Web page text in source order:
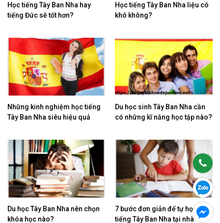
Học tiếng Tây Ban Nha hay
tiếng Đức sẽ tốt hơn?
Học tiếng Tây Ban Nha liệu có
khó không?
Những kinh nghiệm học tiếng
Tây Ban Nha siêu hiệu quả
Du học sinh Tây Ban Nha cần
có những kĩ năng học tập nào?
Du học Tây Ban Nha nên chọn
khóa học nào?
7 bước đơn giản để tự học
tiếng Tây Ban Nha tại nhà